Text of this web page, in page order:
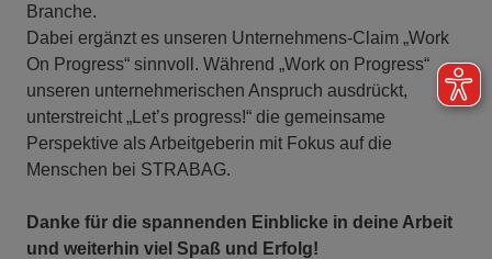
Branche.
Dabei ergänzt es unseren Unternehmens-Claim „Work
On Progress“ sinnvoll. Während „Work on Progress“
unseren unternehmerischen Anspruch ausdrückt,
unterstreicht „Let’s progress!“ die gemeinsame
Perspektive als Arbeitgeberin mit Fokus auf die
Menschen bei STRABAG.
Danke für die spannenden Einblicke in deine Arbeit
und weiterhin viel Spaß und Erfolg!